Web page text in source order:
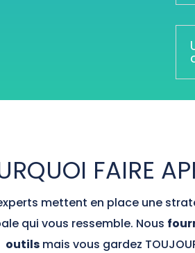
FAIRE
mettent en place une
qui vous ressemble. Nous
outilsmais vous gardez